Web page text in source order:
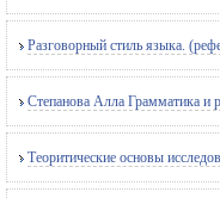
Разговорный стиль языка.
Степанова Алла Грамматика и
Теоритические основы